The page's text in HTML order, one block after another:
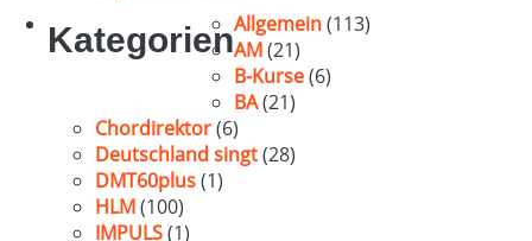
KategorienAllgemein(113)
AM(21)
B-Kurse(6)
BA(21)
Chordirektor(6)
Deutschland singt(28)
DMT60plus(1)
HLM(100)
IMPULS(1)